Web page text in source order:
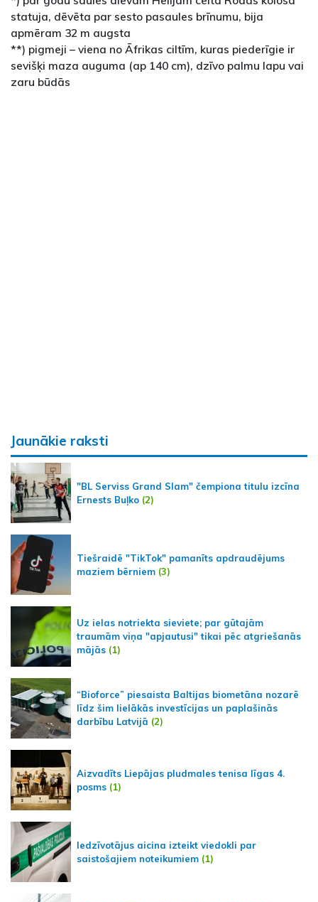
statuja, dēvēta par sesto pasaules brīnumu, bija
apmēram 32 m augsta
**) pigmeji – viena no Āfrikas ciltīm, kuras piederīgie ir
sevišķi maza auguma (ap 140 cm), dzīvo palmu lapu vai
zaru būdās
Jaunākie raksti
"BL Serviss Grand Slam" čempiona titulu izcīna
Ernests Buļko (2)
Tiešraidē "TikTok" pamanīts apdraudējums
maziem bērniem (3)
Uz ielas notriekta sieviete; par gūtajām
traumām viņa "apjautusi" tikai pēc atgriešanās
mājās (1)
“Bioforce” piesaista Baltijas biometāna nozarē
līdz šim lielākās investīcijas un paplašinās
darbību Latvijā (2)
Aizvadīts Liepājas pludmales tenisa līgas 4.
posms (1)
Iedzīvotājus aicina izteikt viedokli par
saistošajiem noteikumiem (1)